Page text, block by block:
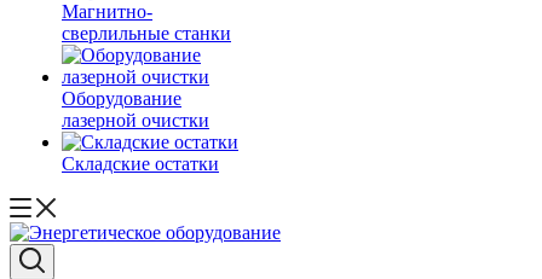
Магнитно-
сверлильные станки
Оборудование
лазерной очистки
Складские остатки